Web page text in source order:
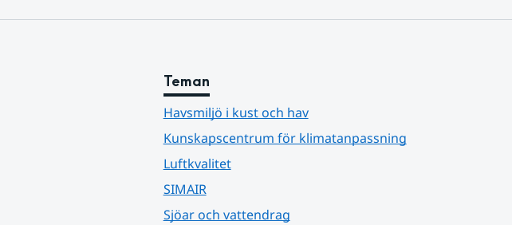
Teman
Havsmiljö i kust och hav
Kunskapscentrum för klimatanpassning
Luftkvalitet
SIMAIR
Sjöar och vattendrag